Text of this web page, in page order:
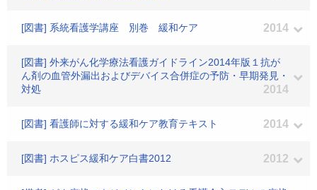
[図書] 系統看護学講座 別巻 緩和ケア 2014
[図書] 外来がん化学療法看護ガイドライン2014年版１抗が
ん剤の血管外漏出およびデバイス合併症の予防・早期発見・
対処
2014
[図書] 看護師に対する緩和ケア教育テキスト 2014
[図書] ホスピス緩和ケア白書2012 2012